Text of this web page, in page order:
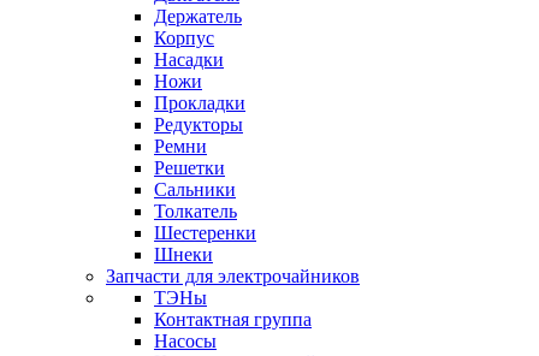
Держатель
Корпус
Насадки
Ножи
Прокладки
Редукторы
Ремни
Решетки
Сальники
Толкатель
Шестеренки
Шнеки
Запчасти для электрочайников
ТЭНы
Контактная группа
Насосы